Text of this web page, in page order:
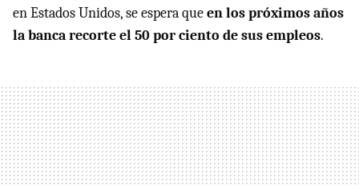
en Estados Unidos, se espera queen los próximos años
la banca recorte el 50 por ciento de sus empleos.